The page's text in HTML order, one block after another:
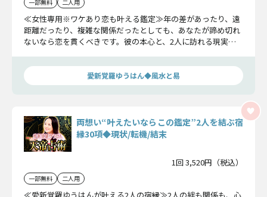
一部無料 二人用
≪女性専用※ワケあり恋も叶える鑑定≫年の差があったり、遠
距離だったり、複雑な関係だったとしても、あなたが諦め切れ
ないなら恋を貫くべきです。彼の本心と、2人に訪れる現実を
愛新覚羅ゆうはん◆風水と易
両想い“叶えたいならこの鑑定”2人を結ぶ宿
縁30項◆現状/転機/結末
1回 3,520円（税込）
一部無料 二人用